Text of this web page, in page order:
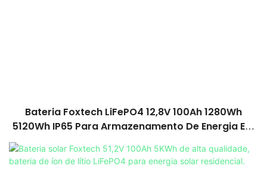
Bateria Foxtech LiFePO4 12,8V 100Ah 1280Wh
5120Wh IP65 Para Armazenamento De Energia Em